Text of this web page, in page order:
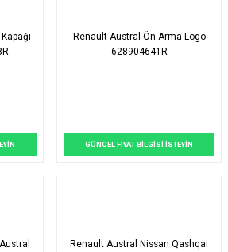
Renault Austral Ön Arma Logo
628904641R
GÜNCEL FİYAT BİLGİSİ İSTEYİN
Renault Austral Nissan Qashqai